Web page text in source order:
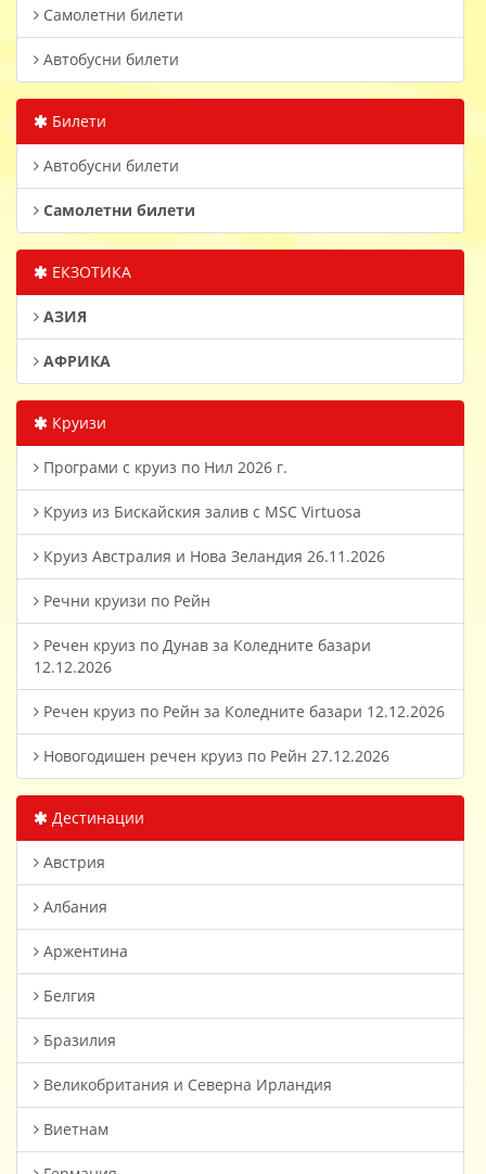
Самолетни билети
Автобусни билети
Билети
Автобусни билети
Самолетни билети
ЕКЗОТИКА
АЗИЯ
АФРИКА
Круизи
Програми с круиз по Нил 2026 г.
Круиз из Бискайския залив с MSC Virtuosa
Круиз Австралия и Нова Зеландия 26.11.2026
Речни круизи по Рейн
Речен круиз по Дунав за Коледните базари
12.12.2026
Речен круиз по Рейн за Коледните базари 12.12.2026
Новогодишен речен круиз по Рейн 27.12.2026
Дестинации
Австрия
Албания
Аржентина
Белгия
Бразилия
Великобритания и Северна Ирландия
Виетнам